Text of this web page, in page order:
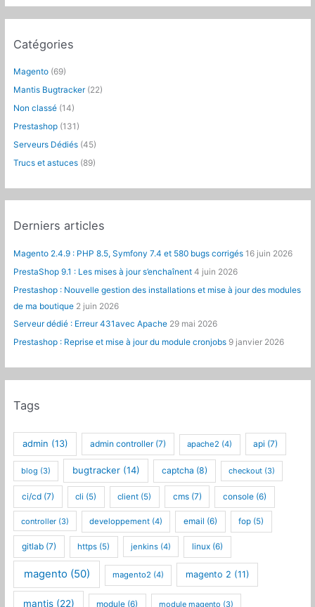
r
e
r
:
Catégories
Magento (69)
Mantis Bugtracker (22)
Non classé (14)
Prestashop (131)
Serveurs Dédiés (45)
Trucs et astuces (89)
Derniers articles
Magento 2.4.9 : PHP 8.5, Symfony 7.4 et 580 bugs corrigés 16 juin 2026
PrestaShop 9.1 : Les mises à jour s’enchaînent 4 juin 2026
Prestashop : Nouvelle gestion des installations et mise à jour des modules
de ma boutique 2 juin 2026
Serveur dédié : Erreur 431avec Apache 29 mai 2026
Prestashop : Reprise et mise à jour du module cronjobs 9 janvier 2026
Tags
admin (13) admin controller(7) apache2 (4) api (7)
blog (3) bugtracker(14) captcha (8) checkout (3)
ci/cd (7) cli (5) client (5) cms(7) console (6)
controller (3) developpement (4) email (6) fop (5)
gitlab (7) https (5) jenkins (4) linux(6)
magento (50) magento2 (4) magento 2 (11)
mantis(22) module (6) module magento (3)